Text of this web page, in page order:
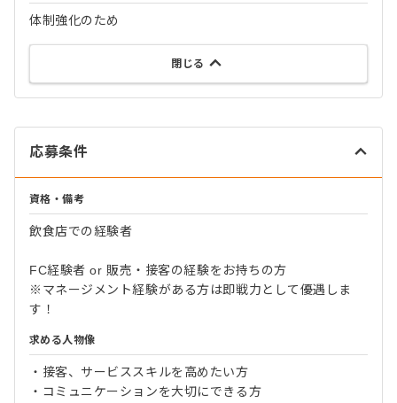
体制強化のため
閉じる
応募条件
資格・備考
飲食店での経験者
FC経験者 or 販売・接客の経験をお持ちの方
※マネージメント経験がある方は即戦力として優遇しま
す！
求める人物像
・接客、サービススキルを高めたい方
・コミュニケーションを大切にできる方